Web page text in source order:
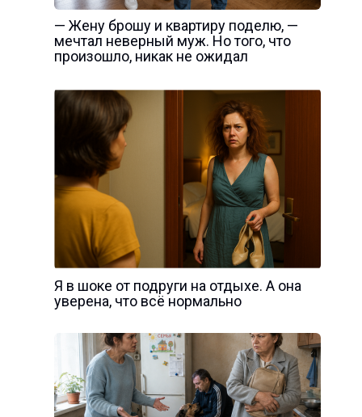
— Жену брошу и квартиру поделю, —
мечтал неверный муж. Но того, что
произошло, никак не ожидал
Я в шoке от подруги на отдыхе. А она
уверена, что всё нормально